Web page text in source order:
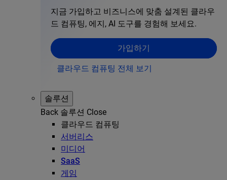
지금 가입하고 비즈니스에 맞춤 설계된 클라우
드 컴퓨팅, 에지, AI 도구를 경험해 보세요.
가입하기
클라우드 컴퓨팅 전체 보기
솔루션
Back 솔루션 Close
클라우드 컴퓨팅
서버리스
미디어
SaaS
게임